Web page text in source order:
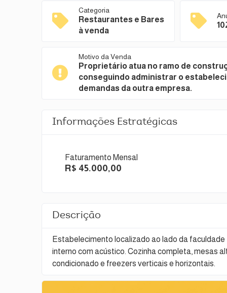
Categoria
Restaurantes e Bares
à venda
Motivo da Venda
Proprietário atua no ramo de
conseguindo administrar o
demandas da outra empresa.
Informações Estratégicas
Faturamento Mensal
R$ 45.000,00
Descrição
Estabelecimento localizado ao lado da
interno com acústico. Cozinha completa, mesas
condicionado e freezers verticais e horizontais.